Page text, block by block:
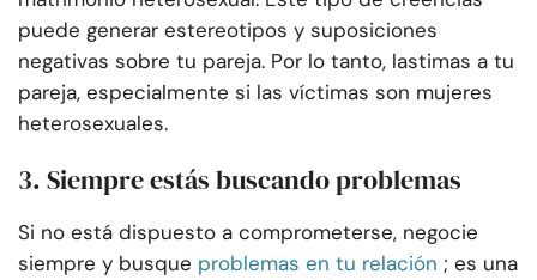
puede generar estereotipos y suposiciones
negativas sobre tu pareja. Por lo tanto, lastimas a tu
pareja, especialmente si las víctimas son mujeres
heterosexuales.
3. Siempre estás buscando problemas
Si no está dispuesto a comprometerse, negocie
siempre y busque problemas en tu relación ; es una